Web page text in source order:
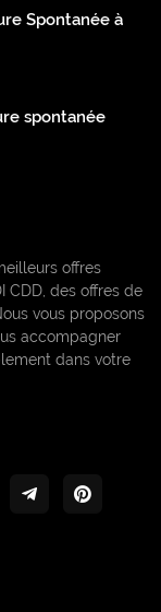
Spontanée à
spontanée
offres
CDD, des offres de
vous proposons
accompagner
dans votre